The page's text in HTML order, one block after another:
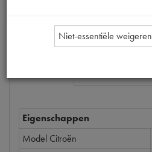
Eigenschappen
Model Citroën
Niet-essentiële weigeren